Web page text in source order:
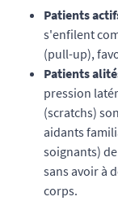
Patients
s'enfilent
(pull-up),
Patients
pression
(scratchs)
aidants
soignants)
sans avoir à
corps.